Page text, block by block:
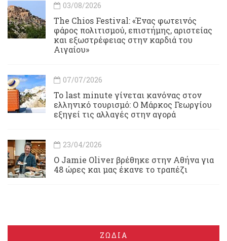
03/08/2026
Τhe Chios Festival: «Ένας φωτεινός
φάρος πολιτισμού, επιστήμης, αριστείας
και εξωστρέφειας στην καρδιά του
Αιγαίου»
07/07/2026
Το last minute γίνεται κανόνας στον
ελληνικό τουρισμό: Ο Μάρκος Γεωργίου
εξηγεί τις αλλαγές στην αγορά
23/04/2026
Ο Jamie Oliver βρέθηκε στην Αθήνα για
48 ώρες και μας έκανε το τραπέζι
ΖΩΔΙΑ